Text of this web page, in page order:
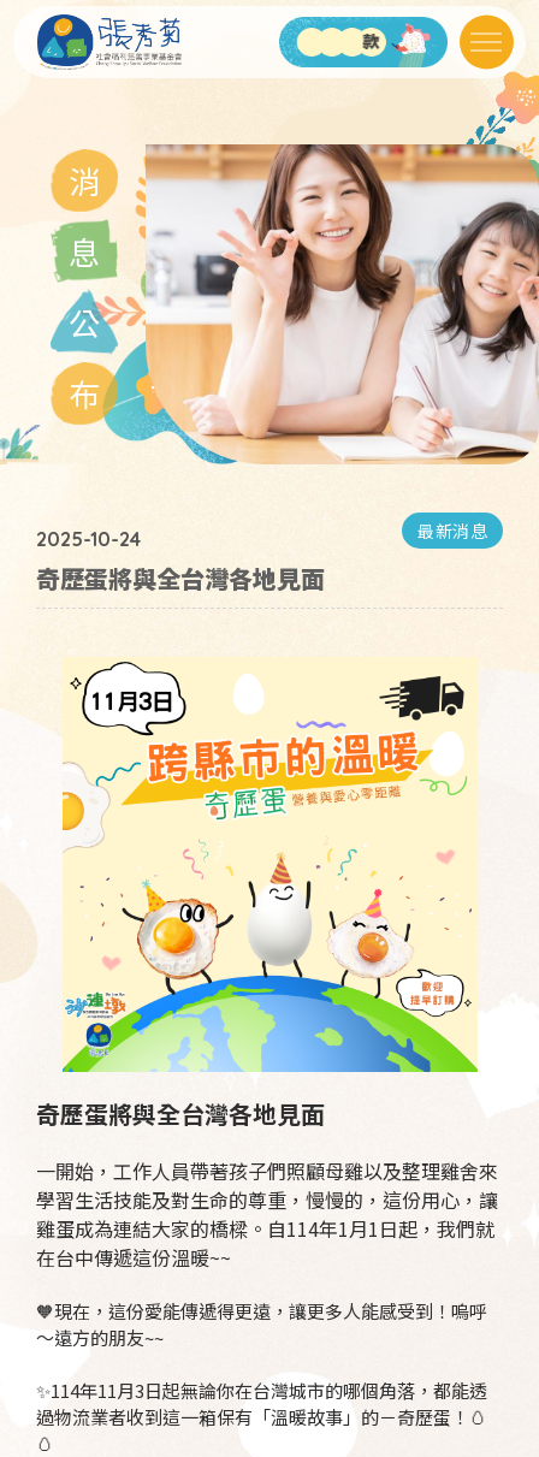
消
息
公
布
2025-10-24 最新消息
奇歷蛋將與全台灣各地見面
奇歷蛋將與全台灣各地見面
一開始，工作人員帶著孩子們照顧母雞以及整理雞舍來
學習生活技能及對生命的尊重，慢慢的，這份用心，讓
雞蛋成為連結大家的橋樑。自114年1月1日起，我們就
在台中傳遞這份溫暖~~
🧡現在，這份愛能傳遞得更遠，讓更多人能感受到！嗚呼
～遠方的朋友~~
✨114年11月3日起無論你在台灣城市的哪個角落，都能透
過物流業者收到這一箱保有「溫暖故事」的－奇歷蛋！🥚
🥚